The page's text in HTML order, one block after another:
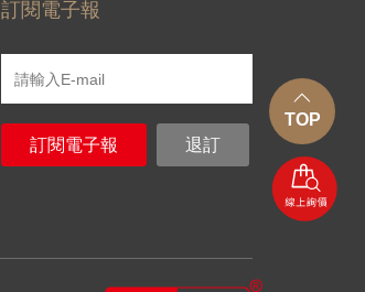
TOP
訂閱電子報
訂閱電子報 退訂